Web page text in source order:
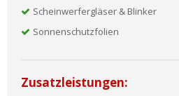
Scheinwerfergläser & Blinker
Sonnenschutzfolien
Zusatzleistungen: